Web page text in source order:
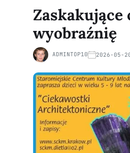
wyobraźnię
ADMINTOP10 2026-05-